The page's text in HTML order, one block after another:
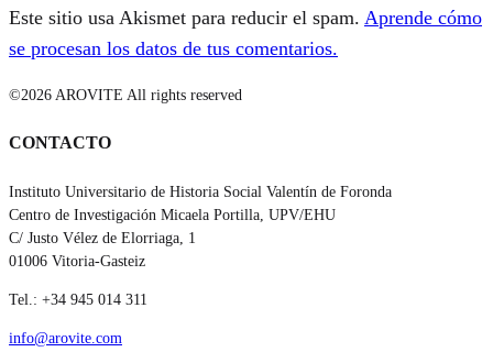
Este sitio usa Akismet para reducir el spam. Aprende cómo
se procesan los datos de tus comentarios.
©2026 AROVITE All rights reserved
CONTACTO
Instituto Universitario de Historia Social Valentín de Foronda
Centro de Investigación Micaela Portilla, UPV/EHU
C/ Justo Vélez de Elorriaga, 1
01006 Vitoria-Gasteiz
Tel.: +34 945 014 311
info@arovite.com